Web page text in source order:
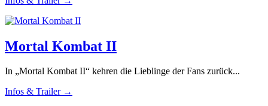
Mortal Kombat II
In „Mortal Kombat II“ kehren die Lieblinge der Fans zurück...
Infos & Trailer →